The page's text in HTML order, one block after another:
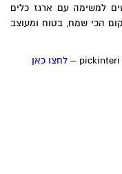
למשימה עם ארגז כלים
הכי שמח, בטוח ומעוצב
לחצו כאן